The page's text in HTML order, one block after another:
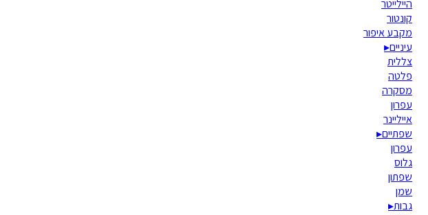
היילייטר
קונטור
מקבע איפור
עיניים▸
צללית
פלטה
מסקרה
עפרון
אייליינר
שפתיים▸
עפרון
גלוס
שפתון
שמן
גבות▸